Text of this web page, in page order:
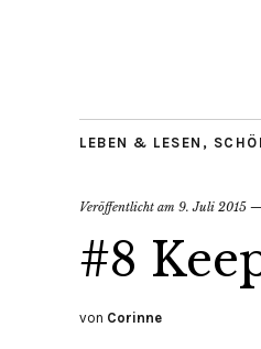
LEBEN & LESEN ,
Veröffentlicht am 9. Juli 2015
#8
von Corinne